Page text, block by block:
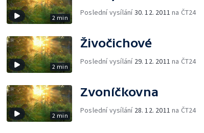
2 min
Poslední vysílání30. 12. 2011 na ČT24
2 min
Živočichové
Poslední vysílání 29. 12. 2011 na ČT24
2 min
Zvoníčkovna
Poslední vysílání 28. 12. 2011 na ČT24